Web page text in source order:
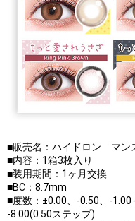
■販売名：ハイドロン マン
■内容：1箱3枚入り
■装用期間：1ヶ月交換
■BC：8.7mm
■度数：±0.00、-0.50、-1.00
-8.00(0.50ステップ)